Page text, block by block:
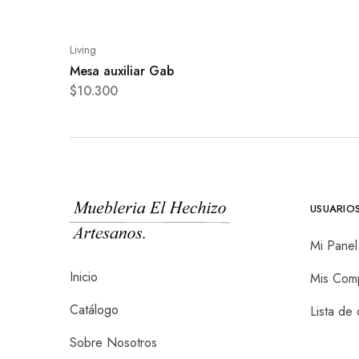
Living
Mesa auxiliar Gab
$10.300
Inicio
Catálogo
Sobre Nosotros
USUARIOS
Mi Panel
Mis
Lista de